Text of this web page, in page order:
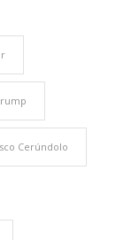
Cerúndolo